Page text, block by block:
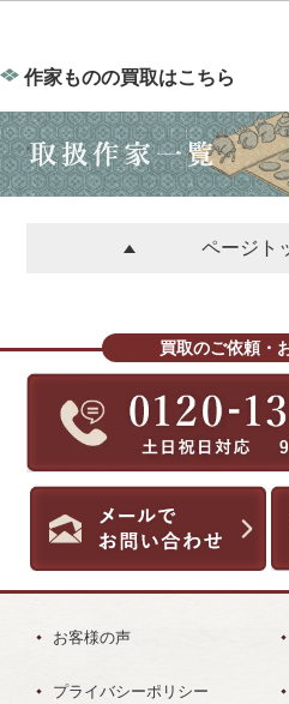
作家ものの買取はこちら
ページト
買取のご依頼・
お客様の声
プライバシーポリシー